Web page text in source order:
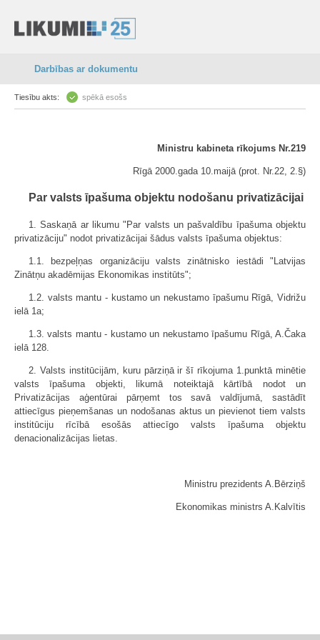
Darbības ar dokumentu
Tiesību akts: spēkā esošs
Ministru kabineta rīkojums Nr.219
Rīgā 2000.gada 10.maijā (prot. Nr.22, 2.§)
Par valsts īpašuma objektu nodošanu privatizācijai
1. Saskaņā ar likumu "Par valsts un pašvaldību īpašuma objektu
privatizāciju" nodot privatizācijai šādus valsts īpašuma objektus:
1.1. bezpeļņas organizāciju valsts zinātnisko iestādi "Latvijas
Zinātņu akadēmijas Ekonomikas institūts";
1.2. valsts mantu - kustamo un nekustamo īpašumu Rīgā, Vidrižu
ielā 1a;
1.3. valsts mantu - kustamo un nekustamo īpašumu Rīgā, A.Čaka
ielā 128.
2. Valsts institūcijām, kuru pārziņā ir šī rīkojuma 1.punktā minētie
valsts īpašuma objekti, likumā noteiktajā kārtībā nodot un
Privatizācijas aģentūrai pārņemt tos savā valdījumā, sastādīt
attiecīgus pieņemšanas un nodošanas aktus un pievienot tiem valsts
institūciju rīcībā esošās attiecīgo valsts īpašuma objektu
denacionalizācijas lietas.
Ministru prezidents A.Bērziņš
Ekonomikas ministrs A.Kalvītis